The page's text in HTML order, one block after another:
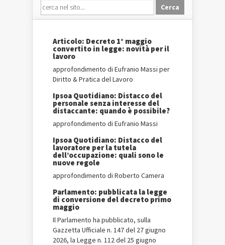
Articolo: Decreto 1° maggio
convertito in legge: novità per il
lavoro
approfondimento di Eufranio Massi per
Diritto & Pratica del Lavoro
Ipsoa Quotidiano: Distacco del
personale senza interesse del
distaccante: quando è possibile?
approfondimento di Eufranio Massi
Ipsoa Quotidiano: Distacco del
lavoratore per la tutela
dell’occupazione: quali sono le
nuove regole
approfondimento di Roberto Camera
Parlamento: pubblicata la legge
di conversione del decreto primo
maggio
Il Parlamento ha pubblicato, sulla
Gazzetta Ufficiale n. 147 del 27 giugno
2026, la Legge n. 112 del 25 giugno